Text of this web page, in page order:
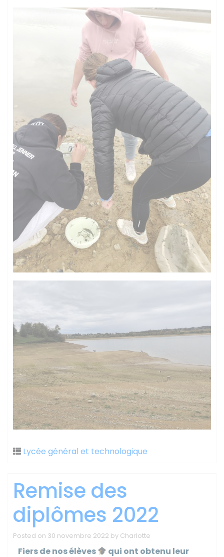
Lycée général et technologique
Remise des
diplômes 2022
Posted on 30 novembre 2022 by Charlotte
Fiers de nos élèves qui ont obtenu leur